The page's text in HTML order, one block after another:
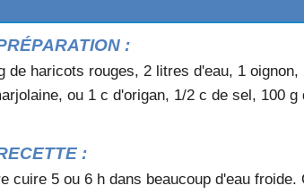
SAUCISSES
DE TERRE
:
de haricots rouges, 2 litres d'eau, 1
ou 1 c d'origan, 1/2 c de sel, 100
:
cuire 5 ou 6 h dans beaucoup d'eau